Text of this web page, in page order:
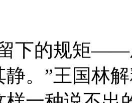
下的规矩——
静。”王国林